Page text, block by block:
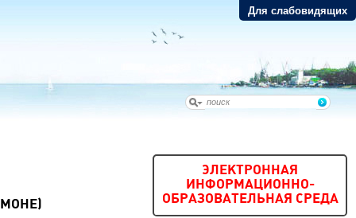
Для слабовидящих
ЭЛЕКТРОННАЯ
ИНФОРМАЦИОННО-
ОБРАЗОВАТЕЛЬНАЯ СРЕДА